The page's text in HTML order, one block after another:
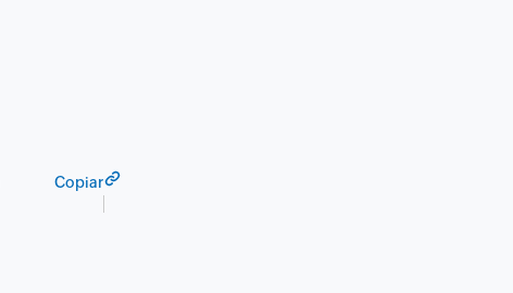
Copiar